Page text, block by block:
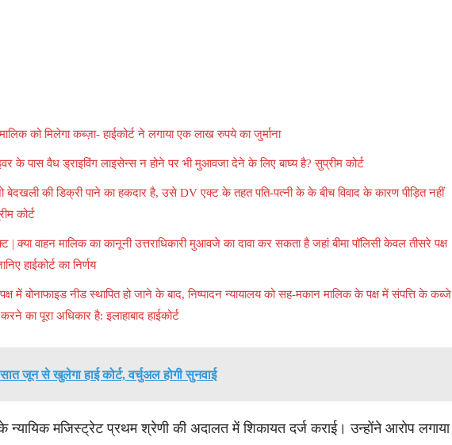
को मिलेगा कब्ज़ा- हाईकोर्ट ने लगाया एक लाख रुपये का जुर्माना
के पास वैध ड्राइविंग लाइसेन्स न होने पर भी मुआवजा देने के लिए बाघ्य है? सुप्रीम कोर्ट
बेदखली की डिक्री पाने का हकदार है, उसे DV एक्ट के तहत पति-पत्नी के के बीच विवाद के कारण पीड़ित नहीं
कोर्ट
| क्या वाहन मालिक का कानूनी उत्तराधिकारी मुआवजे का दावा कर सकता है जहां बीमा पॉलिसी केवल तीसरे पक्ष
हाईकोर्ट का निर्णय
में बोनाफाइड नीड स्थापित हो जाने के बाद, निष्पादन न्यायालय को सह-मकान मालिक के पक्ष में संपत्ति के कब्जे
का पूरा अधिकार है: इलाहाबाद हाईकोर्ट
सात जून से खुलेगा हाई कोर्ट, वर्चुअल होगी सुनवाई
न्यायिक मजिस्ट्रेट प्रथम श्रेणी की अदालत में शिकायत दर्ज कराई। उन्होंने आरोप लगाया